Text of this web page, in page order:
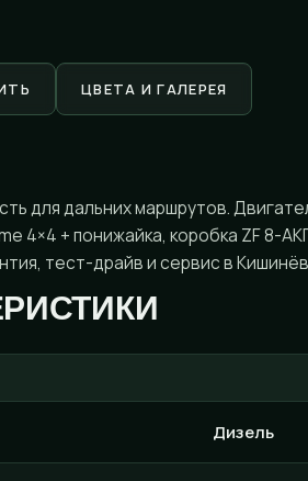
ЦВЕТА И ГАЛЕРЕЯ
для дальних маршрутов.
4×4 + понижайка, коробка ZF 8-
тест-драйв и сервис в
Дизель